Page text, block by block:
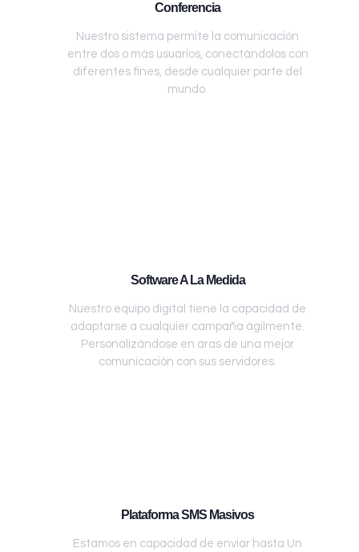
Conferencia
Nuestro sistema permite la comunicación
entre dos o más usuarios, conectándolos con
diferentes fines, desde cualquier parte del
mundo.
Software A La Medida
Nuestro equipo digital tiene la capacidad de
adaptarse a cualquier campaña ágilmente.
Personalizándose en aras de una mejor
comunicación con sus servidores.
Plataforma SMS Masivos
Estamos en capacidad de enviar hasta Un